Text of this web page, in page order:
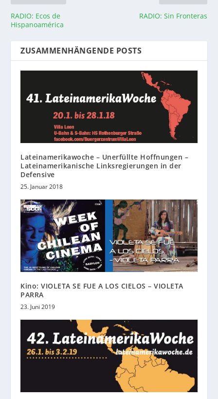
RADIO: Ecos de
Hispanoamérica
RADIO: Sin Fronteras
ZUSAMMENHÄNGENDE POSTS
Lateinamerikawoche – Unerfüllte Hoffnungen –
Lateinamerikanische Linksregierungen in der
Defensive
25. Januar 2018
Kino: VIOLETA SE FUE A LOS CIELOS – VIOLETA
PARRA
23. Juni 2019